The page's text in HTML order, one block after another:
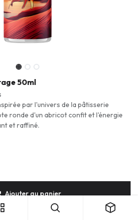
50ml
par l'univers de la pâtisserie
ronde d'un abricot confit et l'énergie
et raffiné.
Ajouter au panier